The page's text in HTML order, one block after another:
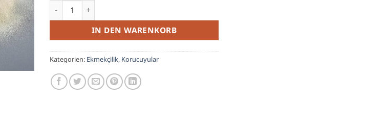
Anti-Schimmel-Mix – Schimmelverhinderer für Bazlama, Yufka und Lavash 20 kg Menge
IN DEN WARENKORB
Kategorien: Ekmekçilik, Korucuyular